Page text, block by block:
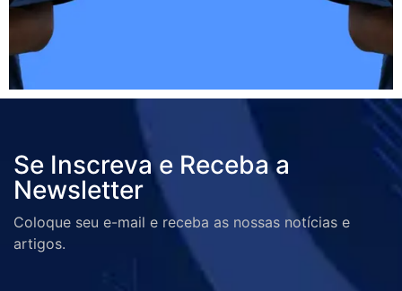
Consultas Online e
Presencial
Atendemos Convênio Particular
Se Inscreva e Receba a
Newsletter
Coloque seu e-mail e receba as nossas notícias e
artigos.